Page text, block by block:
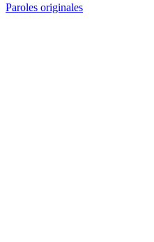
Paroles originales